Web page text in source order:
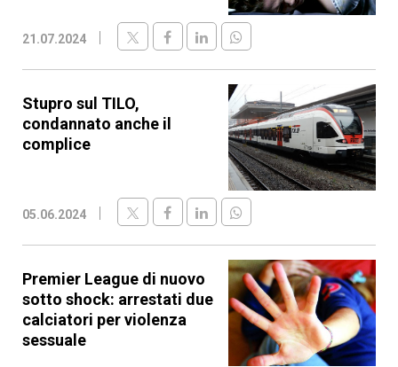
21.07.2024
Stupro sul TILO,
condannato anche il
complice
05.06.2024
Premier League di nuovo
sotto shock: arrestati due
calciatori per violenza
sessuale